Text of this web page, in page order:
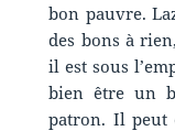
bon pauvre.
des bons à
il est sous
bien être un
patron. Il peut